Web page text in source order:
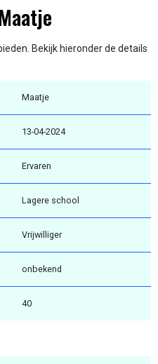
Bekijk hieronder de details
Maatje
13-04-2024
Ervaren
Lagere school
Vrijwilliger
onbekend
40